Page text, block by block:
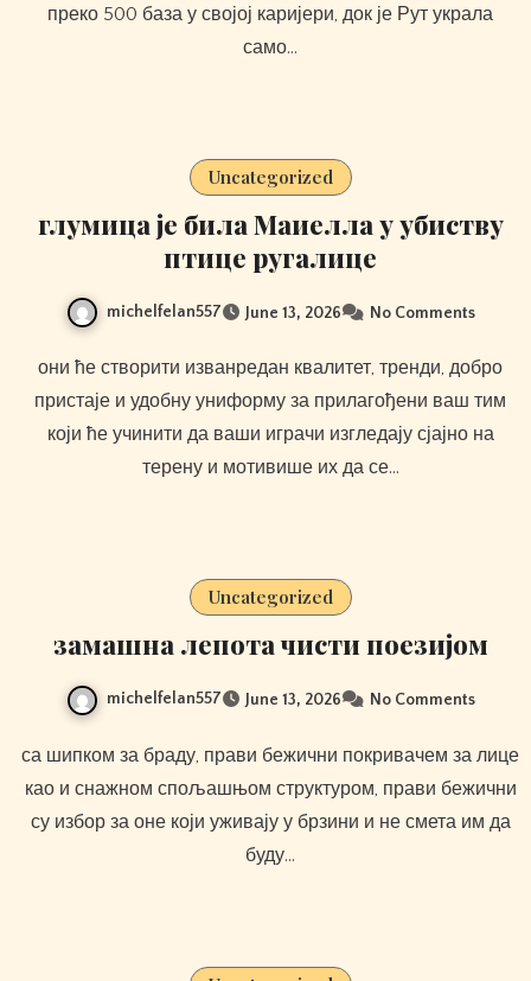
преко 500 база у својој каријери, док је Рут украла
само…
Uncategorized
глумица је била Маиелла у убиству
птице ругалице
michelfelan557 June 13, 2026 No Comments
они ће створити изванредан квалитет, тренди, добро
пристаје и удобну униформу за прилагођени ваш тим
који ће учинити да ваши играчи изгледају сјајно на
терену и мотивише их да се…
Uncategorized
замашна лепота чисти поезијом
michelfelan557 June 13, 2026 No Comments
са шипком за браду, прави бежични покривачем за лице
као и снажном спољашњом структуром, прави бежични
су избор за оне који уживају у брзини и не смета им да
буду…